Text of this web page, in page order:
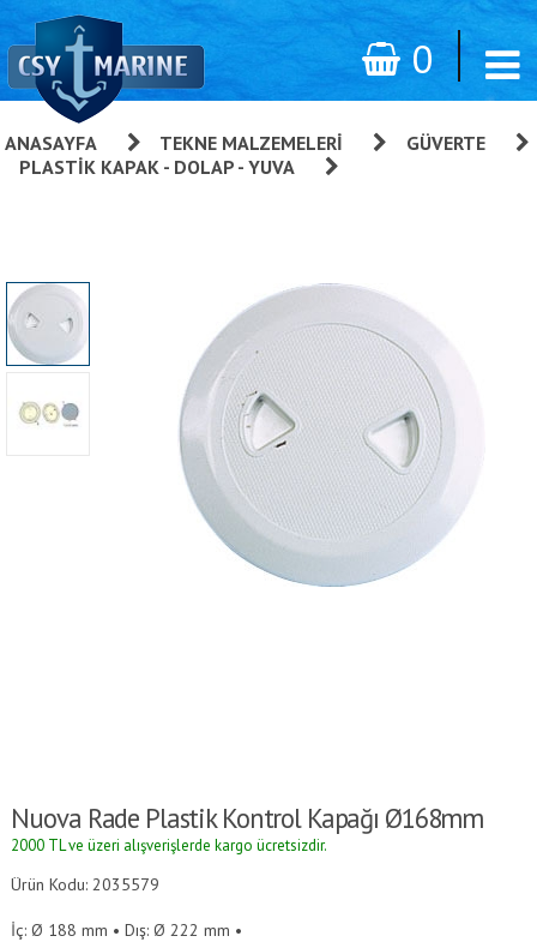
0
ANASAYFA TEKNE MALZEMELERI
GÜVERTE
PLASTIK KAPAK - DOLAP - YUVA
Nuova Rade Plastik Kontrol Kapağı Ø168mm
2000 TL ve üzeri alışverişlerde kargo ücretsizdir.
Ürün Kodu: 2035579
İç: Ø 188 mm • Dış: Ø 222 mm •